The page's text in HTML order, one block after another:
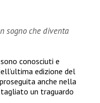
sogno che diventa
conosciuti e
edizione del
anche nella
un traguardo